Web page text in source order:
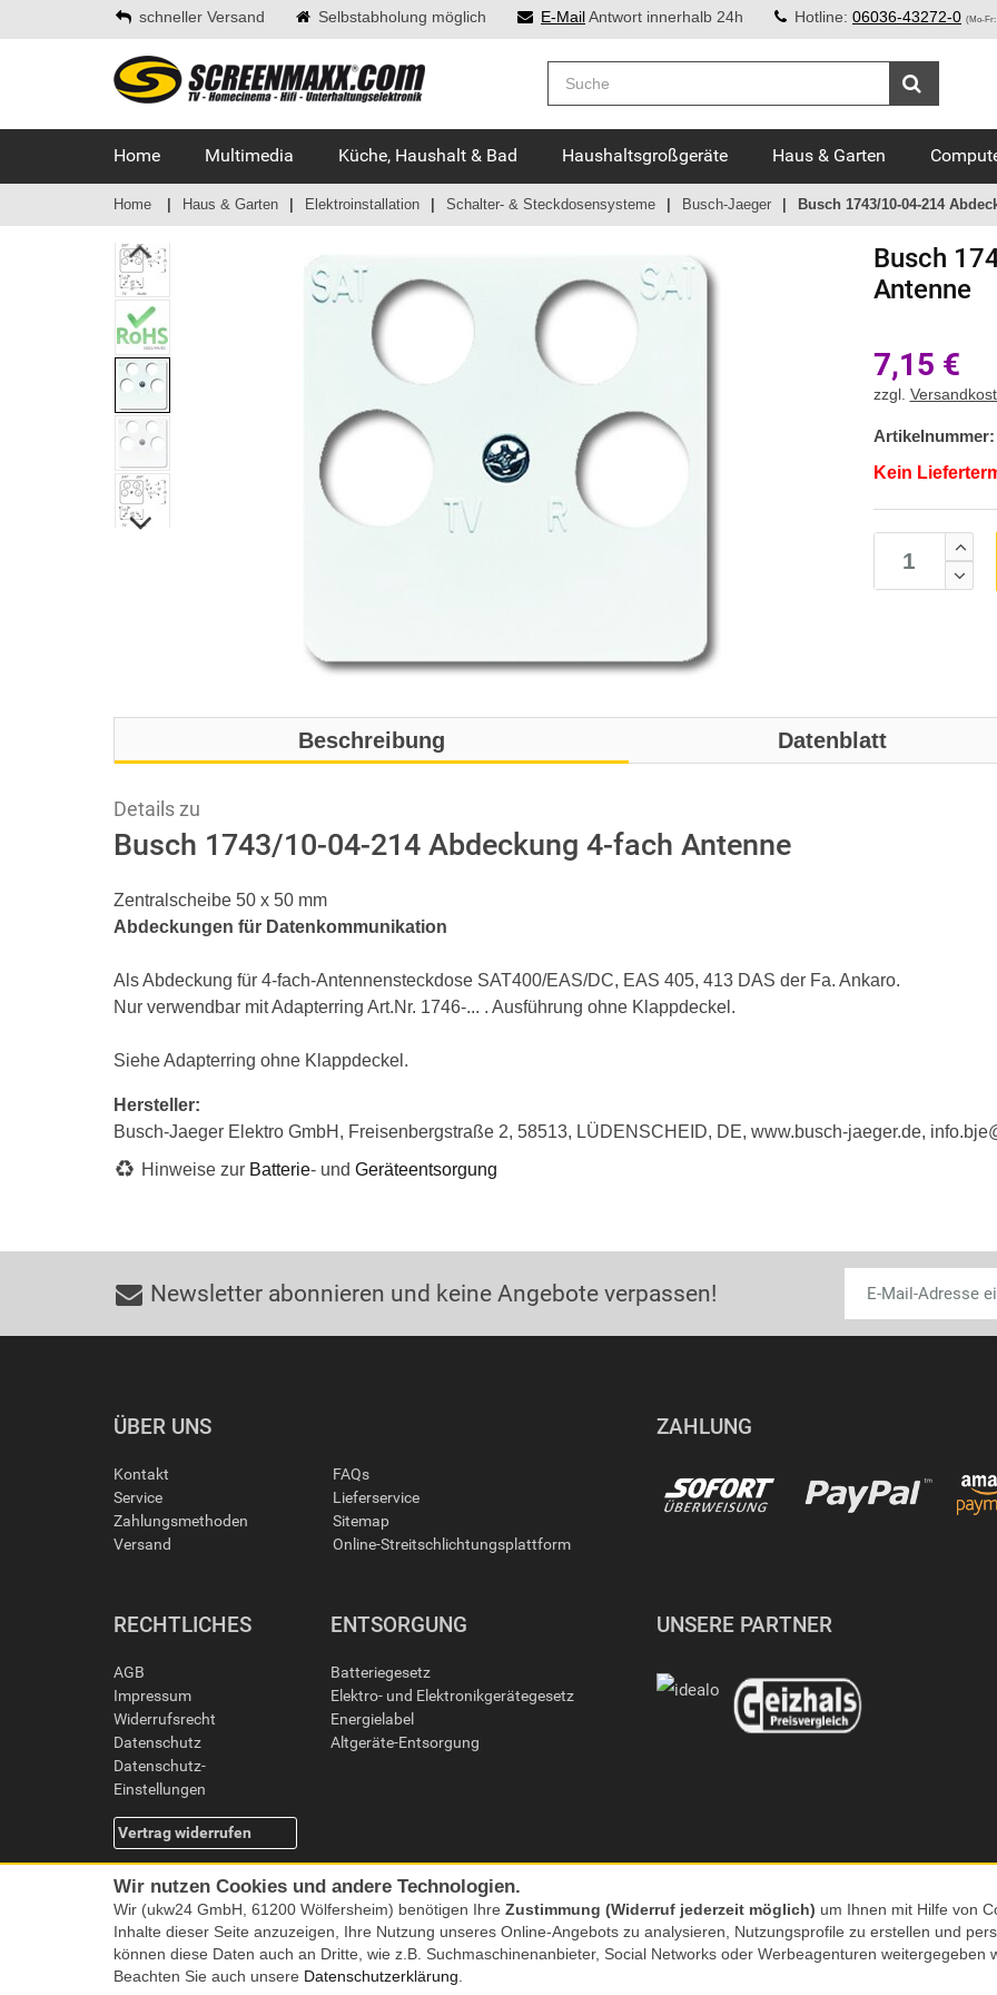
schneller Versand Selbstabholung möglich E-MailAntwort innerhalb 24h Hotline: 06036-43272-0 (Mo-Fr:
Home Multimedia Küche, Haushalt & Bad Haushaltsgroßgeräte Haus & Garten
Home Haus & Garten Elektroinstallation Schalter- & Steckdosensysteme Busch-Jaeger Busch 1743/10-04-214
Busch
Antenne
7,15 €
zzgl.
Artikelnummer:
Kein
Beschreibung Datenblatt
Details zu
Busch 1743/10-04-214 Abdeckung 4-fach Antenne
Zentralscheibe 50 x 50 mm
Abdeckungen für Datenkommunikation
Als Abdeckung für 4-fach-Antennensteckdose SAT400/EAS/DC, EAS 405, 413 DAS der Fa. Ankaro.
Nur verwendbar mit Adapterring Art.Nr. 1746-... . Ausführung ohne Klappdeckel.
Siehe Adapterring ohne Klappdeckel.
Hersteller:
Busch-Jaeger Elektro GmbH, Freisenbergstraße 2, 58513, LÜDENSCHEID, DE, www.busch-jaeger.de,
Hinweise zur Batterie- und Geräteentsorgung
Newsletter abonnieren und keine Angebote verpassen!
ÜBER UNS
Kontakt
Service
Zahlungsmethoden
Versand
FAQs
Lieferservice
Sitemap
Online-Streitschlichtungsplattform
ZAHLUNG
RECHTLICHES
AGB
Impressum
Widerrufsrecht
Datenschutz
Datenschutz-
Einstellungen
Vertrag widerrufen
ENTSORGUNG
Batteriegesetz
Elektro- und Elektronikgerätegesetz
Energielabel
Altgeräte-Entsorgung
UNSERE PARTNER
Wir nutzen Cookies und andere Technologien.
Wir (ukw24 GmbH, 61200 Wölfersheim) benötigen Ihre Zustimmung (Widerruf jederzeit möglich) um Ihnen mit Hilfe von
Inhalte dieser Seite anzuzeigen, Ihre Nutzung unseres Online-Angebots zu analysieren, Nutzungsprofile zu erstellen und
können diese Daten auch an Dritte, wie z.B. Suchmaschinenanbieter, Social Networks oder Werbeagenturen
Beachten Sie auch unsere Datenschutzerklärung.